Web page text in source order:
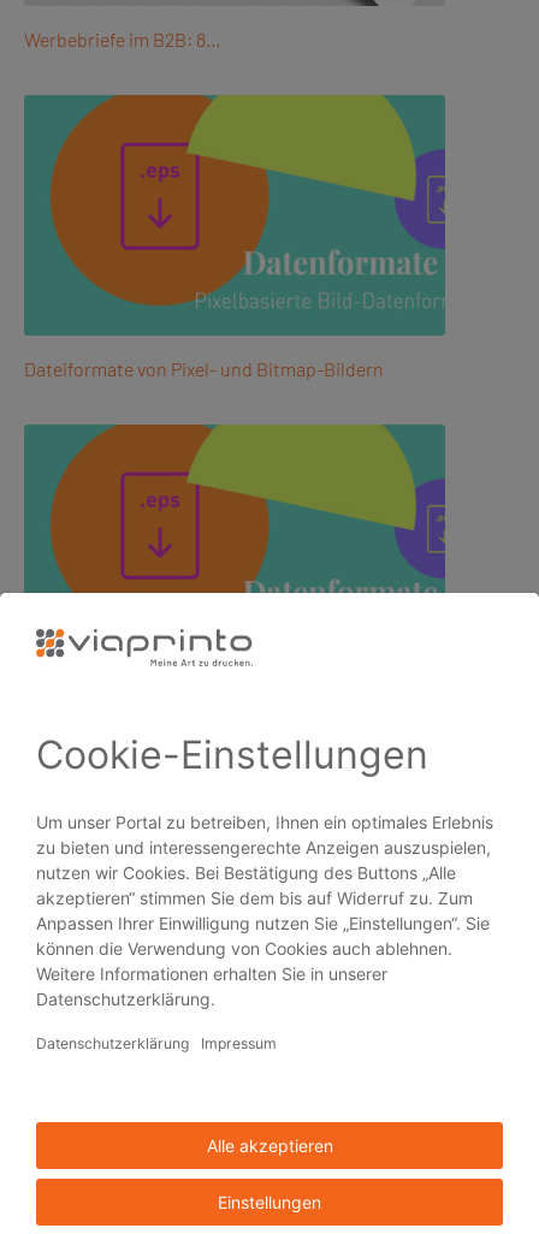
Werbebriefe im B2B: 8…
Dateiformate von Pixel- und Bitmap-Bildern
PRODUKTE
Broschüren
Flyer
Visitenkarten
Aufkleber
HILFE + SERVICE
Über viaprinto